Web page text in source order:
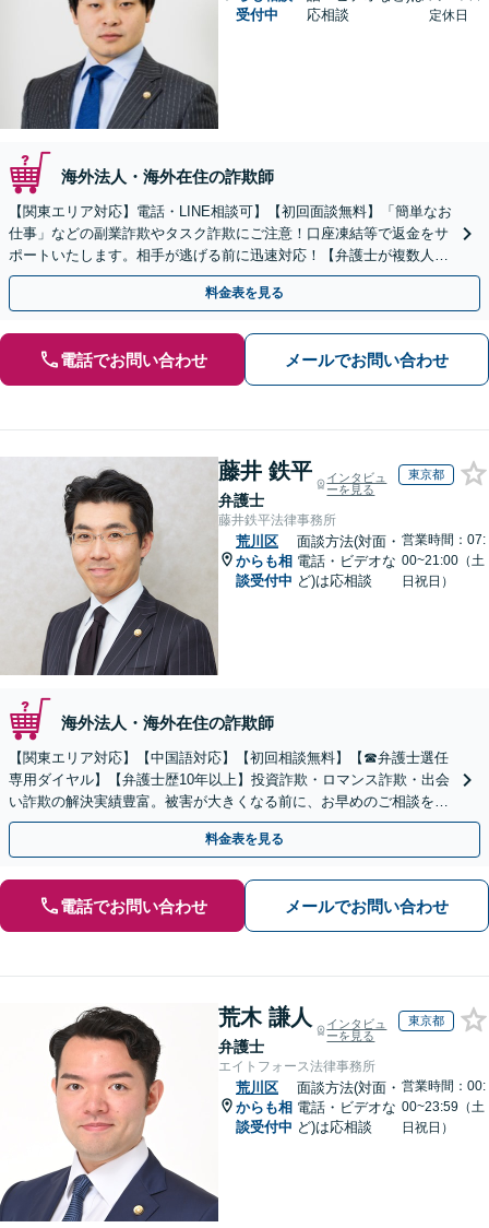
受付中
応相談
定休日
海外法人・海外在住の詐欺師
【関東エリア対応】電話・LINE相談可】【初回面談無料】「簡単なお
仕事」などの副業詐欺やタスク詐欺にご注意！口座凍結等で返金をサ
ポートいたします。相手が逃げる前に迅速対応！【弁護士が複数人在
籍】事務所内で連携し問題解決へ【休日・夜間面談可】
料金表を見る
電話でお問い合わせ メールでお問い合わせ
藤井 鉄平
弁護士
インタビュ
ーを見る
東京都
藤井鉄平法律事務所
荒川区
からも相
談受付中
面談方法(対面・
電話・ビデオな
ど)は応相談
営業時間：07:
00~21:00（土
日祝日）
海外法人・海外在住の詐欺師
【関東エリア対応】【中国語対応】【初回相談無料】【☎︎弁護士選任
専用ダイヤル】【弁護士歴10年以上】投資詐欺・ロマンス詐欺・出会
い詐欺の解決実績豊富。被害が大きくなる前に、お早めのご相談を。
セカンドオピニオン・オンラインの対応も可能
料金表を見る
電話でお問い合わせ メールでお問い合わせ
荒木 謙人
弁護士
インタビュ
ーを見る
東京都
エイトフォース法律事務所
荒川区
からも相
談受付中
面談方法(対面・
電話・ビデオな
ど)は応相談
営業時間：00:
00~23:59（土
日祝日）